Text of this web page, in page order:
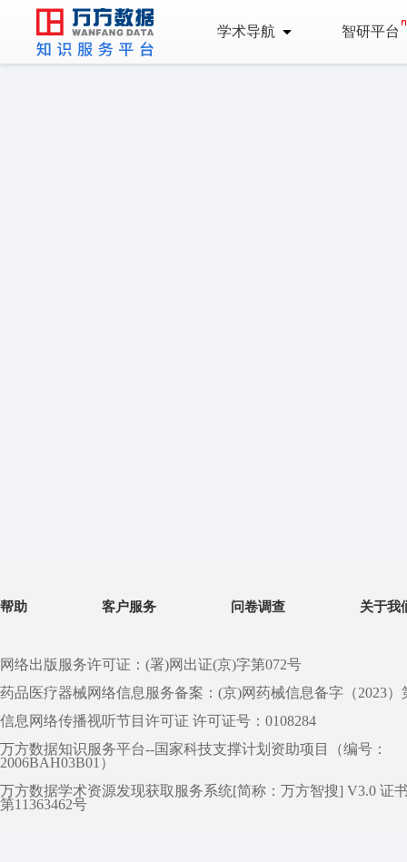
学术导航 智研平台
帮助 客户服务 问卷调查 关于我
网络出版服务许可证：(署)网出证(京)字第072号
药品医疗器械网络信息服务备案：(京)网药械信息备字（2023）
信息网络传播视听节目许可证 许可证号：0108284
万方数据知识服务平台--国家科技支撑计划资助项目（编号：
2006BAH03B01）
万方数据学术资源发现获取服务系统[简称：万方智搜] V3.0 证
第11363462号